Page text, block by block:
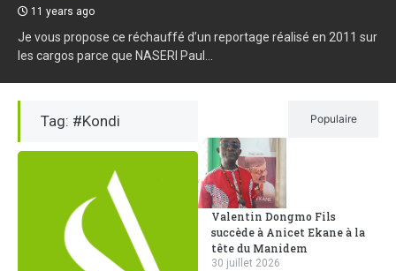
11 years ago
Je vous propose ce réchauffé d’un reportage réalisé en 2011 sur
les cargos parce que NASERI Paul...
Tag: #Kondi Populaire
Valentin Dongmo Fils
succède à Anicet Ekane à la
tête du Manidem
30 juillet 2026